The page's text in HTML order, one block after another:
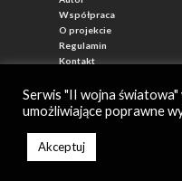
Współpraca
O projekcie
Regulamin
Kontakt
Autor: Mateusz Łabuz
Zarząd: Katarzyna Mika-Łabuz
Serwis "II wojna
umożliwiające poprawne
Akceptuj